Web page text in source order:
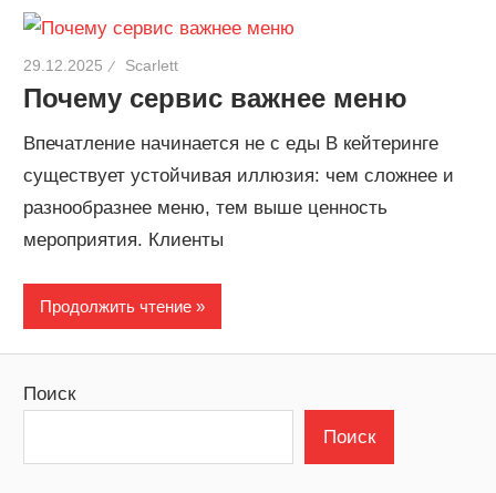
29.12.2025 Scarlett
Почему сервис важнее меню
Впечатление начинается не с еды В кейтеринге
существует устойчивая иллюзия: чем сложнее и
разнообразнее меню, тем выше ценность
мероприятия. Клиенты
Продолжить чтение
Поиск
Поиск